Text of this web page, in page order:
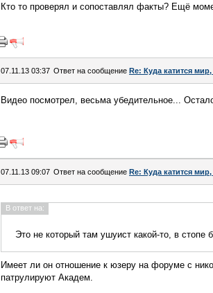
Кто то проверял и сопоставлял факты? Ещё
07.11.13 03:37 Ответ на сообщение Re: Куда катится
Видео посмотрел, весьма убедительное...
07.11.13 09:07 Ответ на сообщение Re: Куда катится
В ответ на:
Это не который там ушуист какой-то, в
Имеет ли он отношение к юзеру на форуме с
патрулируют Академ.